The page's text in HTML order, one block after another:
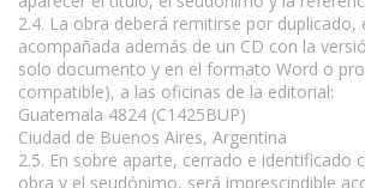
2.4. La obra deberá remitirse por
acompañada además de un CD con la
solo documento y en el formato Word o
compatible), a las oficinas de la editorial:
Guatemala 4824 (C1425BUP)
Ciudad de Buenos Aires, Argentina
2.5. En sobre aparte, cerrado e identificado
obra y el seudónimo, será imprescindible